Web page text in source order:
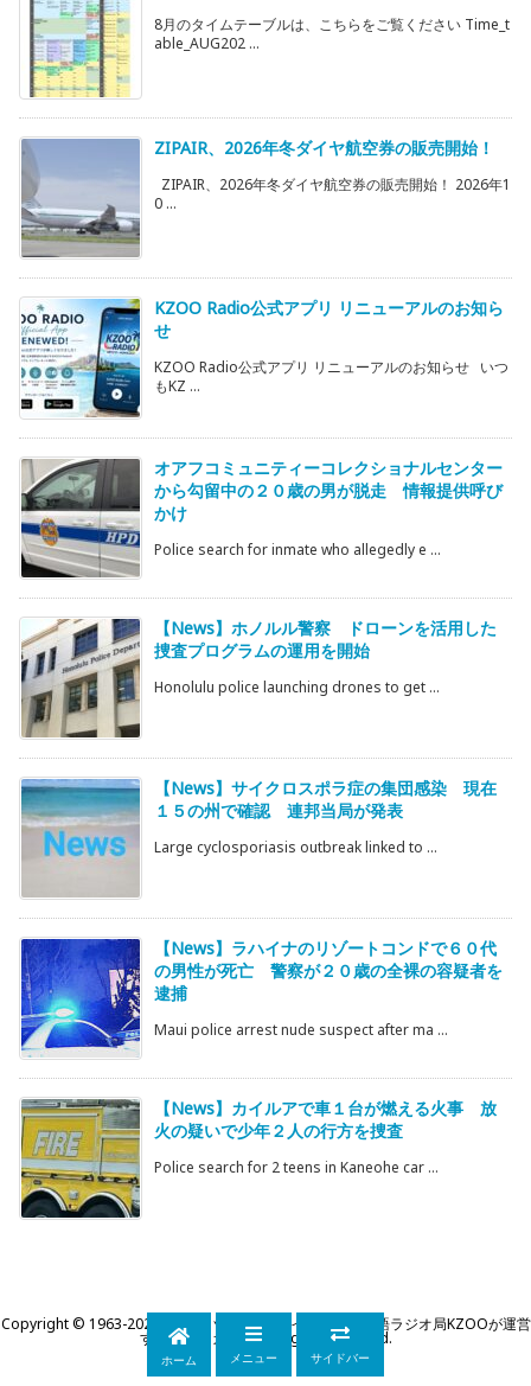
8月のタイムテーブルは、こちらをご覧ください Time_t
able_AUG202 ...
ZIPAIR、2026年冬ダイヤ航空券の販売開始！
ZIPAIR、2026年冬ダイヤ航空券の販売開始！ 2026年1
0 ...
KZOO Radio公式アプリ リニューアルのお知ら
せ
KZOO Radio公式アプリ リニューアルのお知らせ いつ
もKZ ...
オアフコミュニティーコレクショナルセンター
から勾留中の２０歳の男が脱走 情報提供呼び
かけ
Police search for inmate who allegedly e ...
【News】ホノルル警察 ドローンを活用した
捜査プログラムの運用を開始
Honolulu police launching drones to get ...
【News】サイクロスポラ症の集団感染 現在
１５の州で確認 連邦当局が発表
Large cyclosporiasis outbreak linked to ...
【News】ラハイナのリゾートコンドで６０代
の男性が死亡 警察が２０歳の全裸の容疑者を
逮捕
Maui police arrest nude suspect after ma ...
【News】カイルアで車１台が燃える火事 放
火の疑いで少年２人の行方を捜査
Police search for 2 teens in Kaneohe car ...
Copyright © 1963-2026 KZOOハワイ｜ハワイ州公認日本語ラジオ局KZOOが運営
するWEBマガジンAll Rights Reserved.
ホーム メニュー サイドバー